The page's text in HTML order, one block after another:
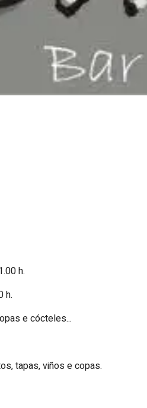
h.
h.
e cócteles...
tapas, viños e copas.